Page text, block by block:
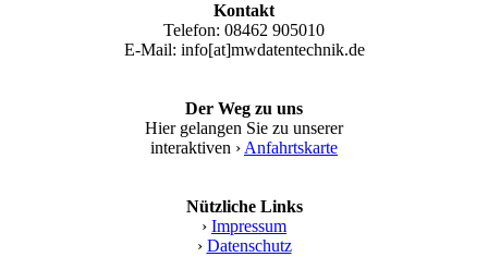
Kontakt
Telefon: 08462 905010
E-Mail: info[at]mwdatentechnik.de
Der Weg zu uns
Hier gelangen Sie zu unserer
interaktiven ›Anfahrtskarte
Nützliche Links
› Impressum
› Datenschutz